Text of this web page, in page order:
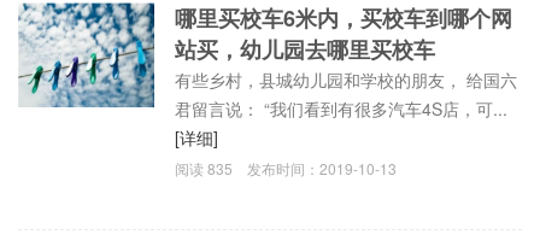
哪里买校车6米内，买校车到哪个网
站买，幼儿园去哪里买校车
有些乡村，县城幼儿园和学校的朋友， 给国六
君留言说： “我们看到有很多汽车4S店，可...
[详细]
阅读835 发布时间：2019-10-13